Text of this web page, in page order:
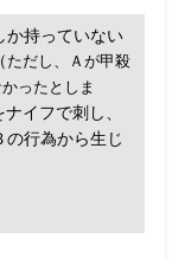
か持っていない
ただし、Ａが甲殺
ったとしま
イフで刺し、
行為から生じ